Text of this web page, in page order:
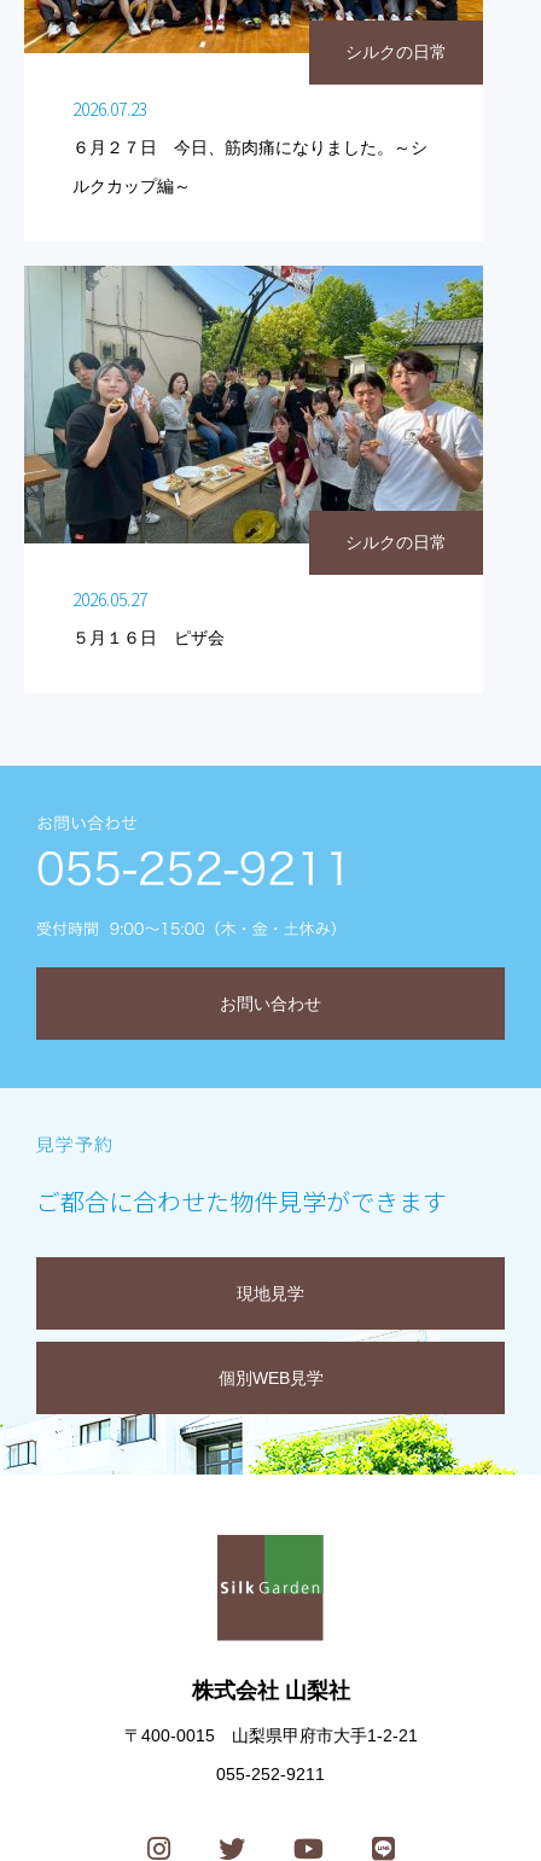
シルクの日常
2026.07.23
６月２７日 今日、筋肉痛になりました。～シ
ルクカップ編～
シルクの日常
2026.05.27
５月１６日 ピザ会
お問い合わせ
ご都合に合わせた物件見学ができます
現地見学
個別WEB見学
株式会社 山梨社
〒400-0015 山梨県甲府市大手1-2-21
055-252-9211